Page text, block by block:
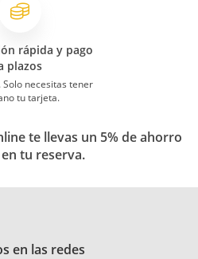
rápida y pago
plazos
Solo necesitas tener
tu tarjeta.
te llevas un 5% de ahorro
tu reserva.
en las redes